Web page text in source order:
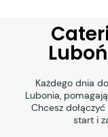
Każdego dnia
Lubonia,
Chcesz
start i